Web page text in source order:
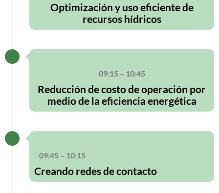
Optimización y uso eficiente de
recursos hídricos
09:15 – 10:45
Reducción de costo de operación por
medio de la eficiencia energética
09:45 – 10:15
Creando redes de contacto